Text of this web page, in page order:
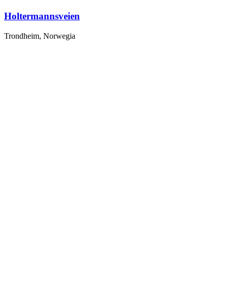
Holtermannsveien
Trondheim, Norwegia